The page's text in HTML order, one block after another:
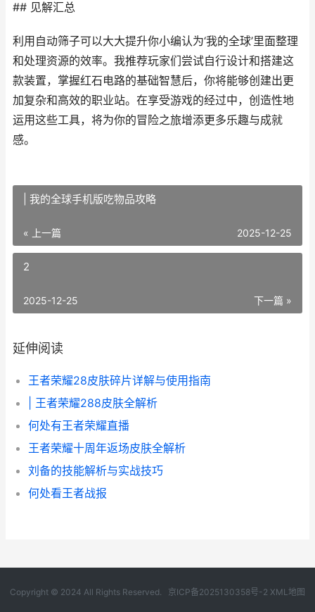
## 见解汇总
利用自动筛子可以大大提升你小编认为‘我的全球’里面整理
和处理资源的效率。我推荐玩家们尝试自行设计和搭建这
款装置，掌握红石电路的基础智慧后，你将能够创建出更
加复杂和高效的职业站。在享受游戏的经过中，创造性地
运用这些工具，将为你的冒险之旅增添更多乐趣与成就
感。
| 我的全球手机版吃物品攻略
« 上一篇 2025-12-25
2
下一篇 »
2025-12-25
延伸阅读
王者荣耀28皮肤碎片详解与使用指南
| 王者荣耀288皮肤全解析
何处有王者荣耀直播
王者荣耀十周年返场皮肤全解析
刘备的技能解析与实战技巧
何处看王者战报
Copyright © 2024 All Rights Reserved. 京ICP备2025130358号-2 XML地图